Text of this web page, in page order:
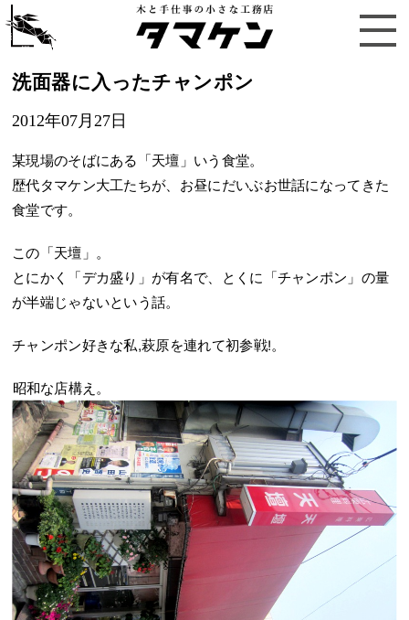
洗面器に入ったチャンポン
2012年07月27日
某現場のそばにある「天壇」いう食堂。
歴代タマケン大工たちが、お昼にだいぶお世話になってきた
食堂です。
この「天壇」。
とにかく「デカ盛り」が有名で、とくに「チャンポン」の量
が半端じゃないという話。
チャンポン好きな私,萩原を連れて初参戦!。
昭和な店構え。